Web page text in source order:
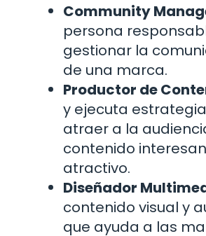
Community
persona
gestionar la
de una marca.
Productor de
y ejecuta
atraer a la
contenido
atractivo.
Diseñador
contenido visual y
que ayuda a las